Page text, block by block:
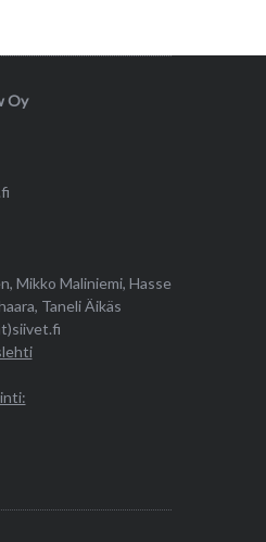
Oy
Mikko Maliniemi, Hasse
Taneli Äikäs